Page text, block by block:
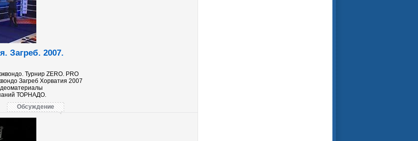
Загреб. 2007.
Турнир ZERO. PRO
Загреб Хорватия 2007
ТОРНАДО.
Обсуждение